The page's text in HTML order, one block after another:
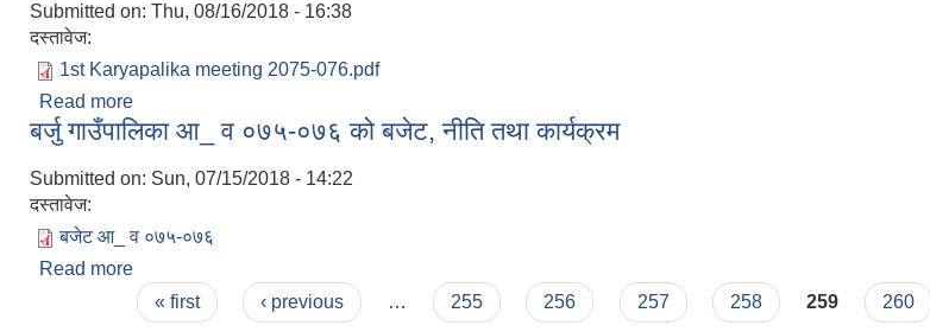
Submitted on: Thu, 08/16/2018 - 16:38
दस्तावेज:
1st Karyapalika meeting 2075-076.pdf
Read more
बर्जु गाउँपालिका आ_ व ०७५-०७६ को बजेट, नीति तथा कार्यक्रम
Submitted on: Sun, 07/15/2018 - 14:22
दस्तावेज:
बजेट आ_ व ०७५-०७६
Read more
« first ‹ previous … 255 256 257 258 259 260